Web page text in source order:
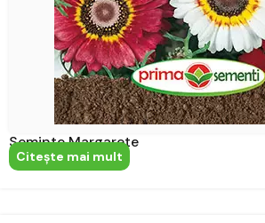
Seminte Margarete
Citeşte mai mult